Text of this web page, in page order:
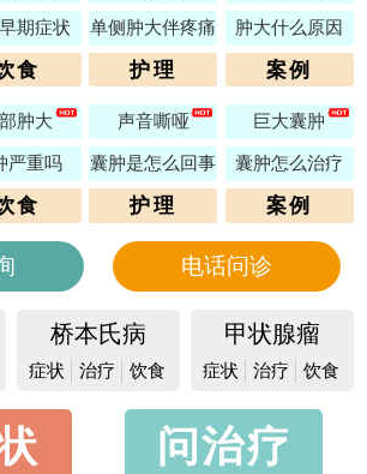
期症状 单侧肿大伴疼痛 肿大什么原因
食 护理 案例
肿大 声音嘶哑 巨大囊肿
严重吗 囊肿是怎么回事 囊肿怎么治疗
食 护理 案例
电话问诊
桥本氏病
症状 治疗 饮食
甲状腺瘤
症状 治疗 饮食
问治疗